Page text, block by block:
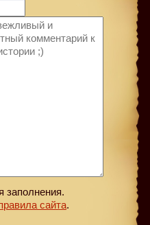
заполнения.
сайта.